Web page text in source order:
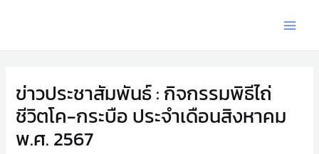
ข่าวประชาสัมพันธ์ : กิจกรรมพิธีไถ่
ชีวิตโค-กระบือ ประจำเดือนสิงหาคม
พ.ศ. 2567